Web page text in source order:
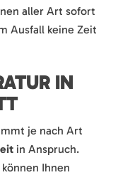
aller Art sofort
Ausfall keine Zeit
IN
je nach Art
in Anspruch.
Ihnen